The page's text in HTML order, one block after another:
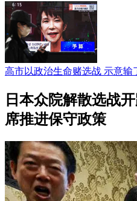
高市以政治生命赌选战 示意输
日本众院解散选战
席推进保守政策